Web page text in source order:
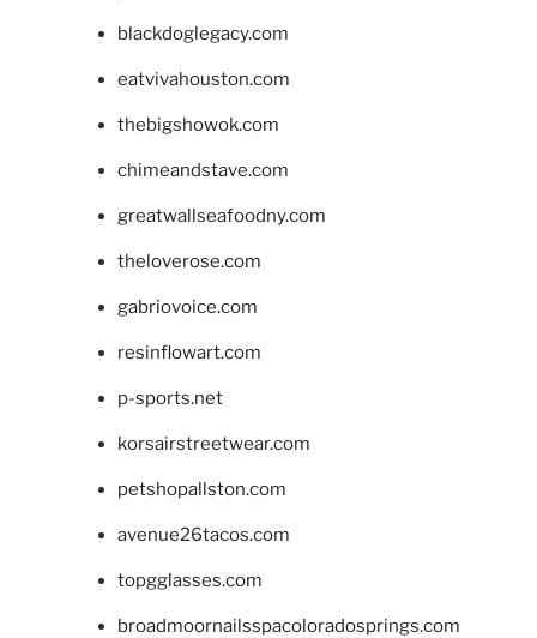
blackdoglegacy.com
eatvivahouston.com
thebigshowok.com
chimeandstave.com
greatwallseafoodny.com
theloverose.com
gabriovoice.com
resinflowart.com
p-sports.net
korsairstreetwear.com
petshopallston.com
avenue26tacos.com
topgglasses.com
broadmoornailsspacoloradosprings.com